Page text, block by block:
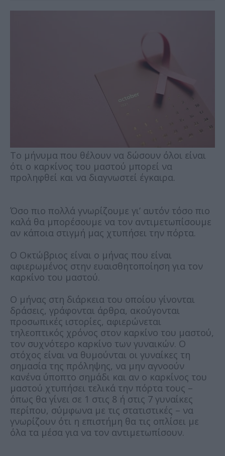
Το μήνυμα που θέλουν να δώσουν όλοι είναι
ότι o καρκίνος του μαστού μπορεί να
προληφθεί και να διαγνωστεί έγκαιρα.
Όσο πιο πολλά γνωρίζουμε γι’ αυτόν τόσο πιο
καλά θα μπορέσουμε να τον αντιμετωπίσουμε
αν κάποια στιγμή μας χτυπήσει την πόρτα.
Ο Οκτώβριος είναι ο μήνας που είναι
αφιερωμένος στην ευαισθητοποίηση για τον
καρκίνο του μαστού.
Ο μήνας στη διάρκεια του οποίου γίνονται
δράσεις, γράφονται άρθρα, ακούγονται
προσωπικές ιστορίες, αφιερώνεται
τηλεοπτικός χρόνος στον καρκίνο του μαστού,
τον συχνότερο καρκίνο των γυναικών. Ο
στόχος είναι να θυμούνται οι γυναίκες τη
σημασία της πρόληψης, να μην αγνοούν
κανένα ύποπτο σημάδι και αν ο καρκίνος του
μαστού χτυπήσει τελικά την πόρτα τους –
όπως θα γίνει σε 1 στις 8 ή στις 7 γυναίκες
περίπου, σύμφωνα με τις στατιστικές – να
γνωρίζουν ότι η επιστήμη θα τις οπλίσει με
όλα τα μέσα για να τον αντιμετωπίσουν.